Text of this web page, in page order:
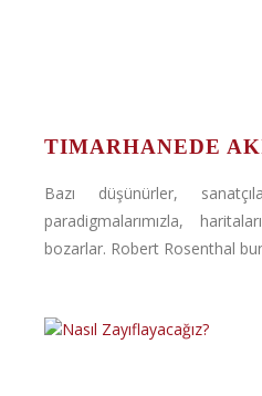
TIMARHANEDE
Bazı düşünürler,
paradigmalarımızla,
bozarlar. Robert Rosenthal